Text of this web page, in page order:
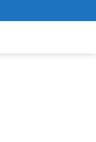
Masa Depan